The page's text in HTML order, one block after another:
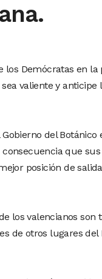
los Demócratas en
valiente y
del
consecuencia que
posición de
los valencianos
de otros lugares